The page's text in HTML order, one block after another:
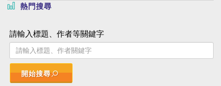
熱門搜尋
請輸入標題、作者等關鍵字
開始搜尋